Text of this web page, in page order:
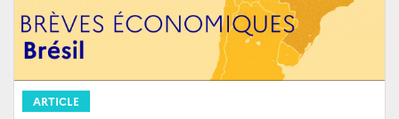
ARTICLE